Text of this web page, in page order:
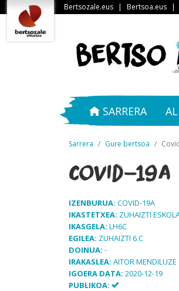
Bertsozale.eus | Bertsoa.eus |
SARRERA
Sarrera Gure bertsoa
Covid-19a
IZENBURUA: COVID-19A
IKASTETXEA: ZUHAIZTI
IKASGELA: LH6C
EGILEA: ZUHAIZTI 6.C
DOINUA: -
IRAKASLEA: AITOR MENDILUZE
IGOERA DATA: 2020-12-19
PUBLIKOA: